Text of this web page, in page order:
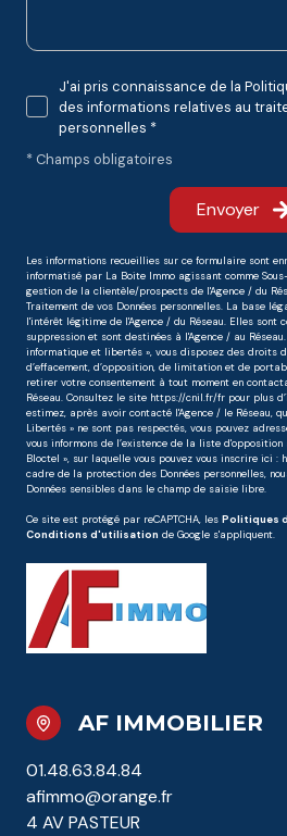
J'ai pris connaissance de la
des informations relatives au
personnelles *
* Champs obligatoires
Envoyer
Les informations recueillies sur ce formulaire sont
informatisé par La Boite Immo agissant comme
gestion de la clientèle/prospects de l'Agence / du
Traitement de vos Données personnelles. La base
l'intérêt légitime de l'Agence / du Réseau. Elles sont
suppression et sont destinées à l'Agence / au
informatique et libertés », vous disposez des droits
d’effacement, d’opposition, de limitation et de
retirer votre consentement à tout moment en
Réseau. Consultez le site https://cnil.fr/fr pour plus
estimez, après avoir contacté l'Agence / le Réseau,
Libertés » ne sont pas respectés, vous pouvez
vous informons de l’existence de la liste
Bloctel », sur laquelle vous pouvez vous inscrire ici :
cadre de la protection des Données personnelles,
Données sensibles dans le champ de saisie libre.
Ce site est protégé par reCAPTCHA, les Politiques
Conditions d'utilisation de Google s'appliquent.
AF IMMOBILIER
01.48.63.84.84
afimmo@orange.fr
4 AV PASTEUR